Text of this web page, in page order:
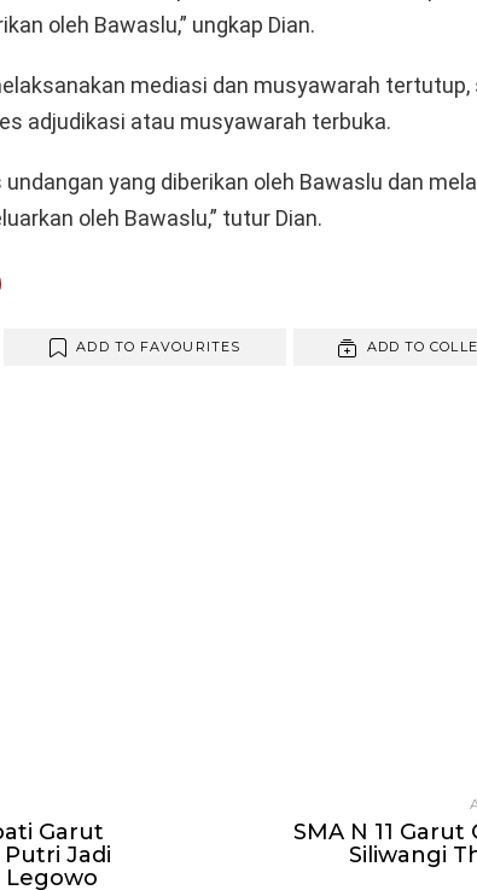
oleh Bawaslu,” ungkap Dian.
mediasi dan musyawarah tertutup,
adjudikasi atau musyawarah terbuka.
yang diberikan oleh Bawaslu dan
oleh Bawaslu,” tutur Dian.
MESSENGER
ADD TO FAVOURITES ADD TO
Garut
Jadi
SMA N 11 Garut
Siliwangi